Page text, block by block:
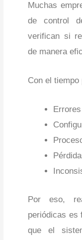
Muchas
de control
verifican si
de manera
Con el tiempo
Por eso,
periódicas es
que el